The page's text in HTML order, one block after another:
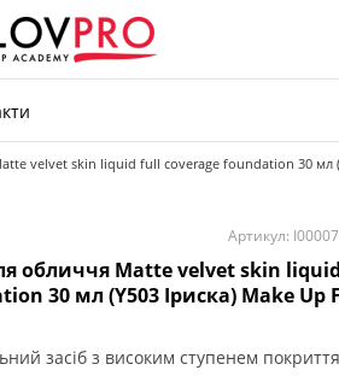
velvet skin liquid full coverage foundation 30 мл
Артикул:
обличчя Matte velvet skin
30 мл (Y503 Іриска) Make Up
засіб з високим ступенем покриття